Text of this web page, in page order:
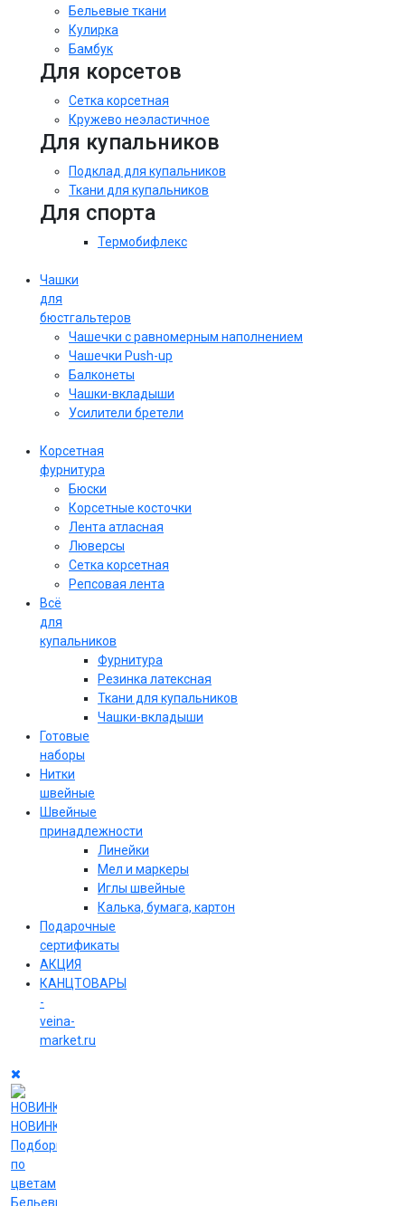
Бельевые ткани
Кулирка
Бамбук
Для корсетов
Сетка корсетная
Кружево неэластичное
Для купальников
Подклад для купальников
Ткани для купальников
Для спорта
Термобифлекс
Чашки
для
бюстгальтеров
Чашечки с равномерным наполнением
Чашечки Push-up
Балконеты
Чашки-вкладыши
Усилители бретели
Корсетная
фурнитура
Бюски
Корсетные косточки
Лента атласная
Люверсы
Сетка корсетная
Репсовая лента
Всё
для
купальников
Фурнитура
Резинка латексная
Ткани для купальников
Чашки-вкладыши
Готовые
наборы
Нитки
швейные
Швейные
принадлежности
Линейки
Мел и маркеры
Иглы швейные
Калька, бумага, картон
Подарочные
сертификаты
АКЦИЯ
КАНЦТОВАРЫ
-
veina-
market.ru
НОВИНКИ
Подборки
по
цветам
Бельевые